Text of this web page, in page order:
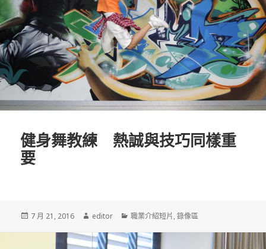
健身舞教練 熱誠與技巧同樣重
要
發
7 月 21, 2016
作
editor
分
職業介紹短片,錄像區